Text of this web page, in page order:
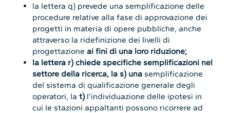
la lettera q) prevede una semplificazione delle
procedure relative alla fase di approvazione dei
progetti in materia di opere pubbliche, anche
attraverso la ridefinizione dei livelli di
progettazioneai fini di una loro riduzione;
la lettera r) chiede specifiche semplificazioni nel
settore della ricerca, la s) una semplificazione
del sistema di qualificazione generale degli
operatori, la t)l’individuazione delle ipotesi in
cui le stazioni appaltanti possono ricorrere ad